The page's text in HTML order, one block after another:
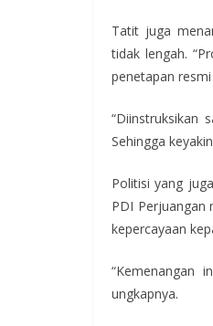
Tatit juga
tidak lengah.
penetapan resmi
“Diinstruksikan
Sehingga
Politisi yang
PDI Perjuangan
kepercayaan
“Kemenangan
ungkapnya.